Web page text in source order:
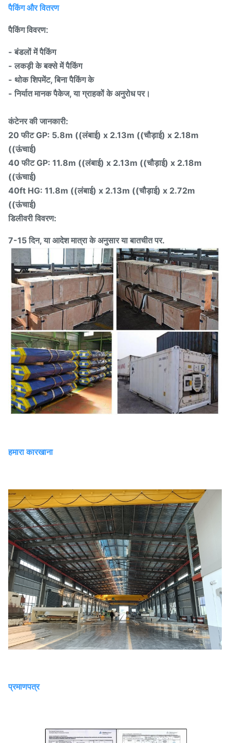
पैकिंग और वितरण
पैकिंग विवरण:
- बंडलों में पैकिंग
- लकड़ी के बक्से में पैकिंग
- थोक शिपमेंट, बिना पैकिंग के
- निर्यात मानक पैकेज, या ग्राहकों के अनुरोध पर।
कंटेनर की जानकारी:
20 फीट GP: 5.8m ((लंबाई) x 2.13m ((चौड़ाई) x 2.18m
((ऊंचाई)
40 फीट GP: 11.8m ((लंबाई) x 2.13m ((चौड़ाई) x 2.18m
((ऊंचाई)
40ft HG: 11.8m ((लंबाई) x 2.13m ((चौड़ाई) x 2.72m
((ऊंचाई)
डिलीवरी विवरण:
7-15 दिन, या आदेश मात्रा के अनुसार या बातचीत पर.
हमारा कारखाना
प्रमाणपत्र